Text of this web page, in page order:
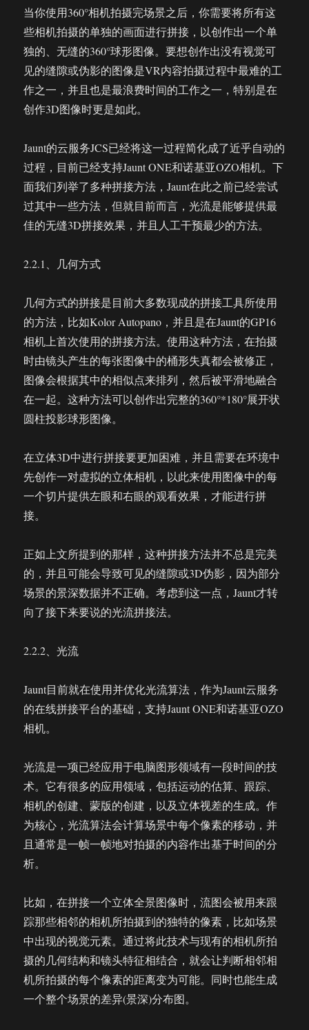
当你使用360°相机拍摄完场景之后，你需要将所有这
些相机拍摄的单独的画面进行拼接，以创作出一个单
独的、无缝的360°球形图像。要想创作出没有视觉可
见的缝隙或伪影的图像是VR内容拍摄过程中最难的工
作之一，并且也是最浪费时间的工作之一，特别是在
创作3D图像时更是如此。
Jaunt的云服务JCS已经将这一过程简化成了近乎自动的
过程，目前已经支持Jaunt ONE和诺基亚OZO相机。下
面我们列举了多种拼接方法，Jaunt在此之前已经尝试
过其中一些方法，但就目前而言，光流是能够提供最
佳的无缝3D拼接效果，并且人工干预最少的方法。
2.2.1、几何方式
几何方式的拼接是目前大多数现成的拼接工具所使用
的方法，比如Kolor Autopano，并且是在Jaunt的GP16
相机上首次使用的拼接方法。使用这种方法，在拍摄
时由镜头产生的每张图像中的桶形失真都会被修正，
图像会根据其中的相似点来排列，然后被平滑地融合
在一起。这种方法可以创作出完整的360°*180°展开状
圆柱投影球形图像。
在立体3D中进行拼接要更加困难，并且需要在环境中
先创作一对虚拟的立体相机，以此来使用图像中的每
一个切片提供左眼和右眼的观看效果，才能进行拼
接。
正如上文所提到的那样，这种拼接方法并不总是完美
的，并且可能会导致可见的缝隙或3D伪影，因为部分
场景的景深数据并不正确。考虑到这一点，Jaunt才转
向了接下来要说的光流拼接法。
2.2.2、光流
Jaunt目前就在使用并优化光流算法，作为Jaunt云服务
的在线拼接平台的基础，支持Jaunt ONE和诺基亚OZO
相机。
光流是一项已经应用于电脑图形领域有一段时间的技
术。它有很多的应用领域，包括运动的估算、跟踪、
相机的创建、蒙版的创建，以及立体视差的生成。作
为核心，光流算法会计算场景中每个像素的移动，并
且通常是一帧一帧地对拍摄的内容作出基于时间的分
析。
比如，在拼接一个立体全景图像时，流图会被用来跟
踪那些相邻的相机所拍摄到的独特的像素，比如场景
中出现的视觉元素。通过将此技术与现有的相机所拍
摄的几何结构和镜头特征相结合，就会让判断相邻相
机所拍摄的每个像素的距离变为可能。同时也能生成
一个整个场景的差异(景深)分布图。